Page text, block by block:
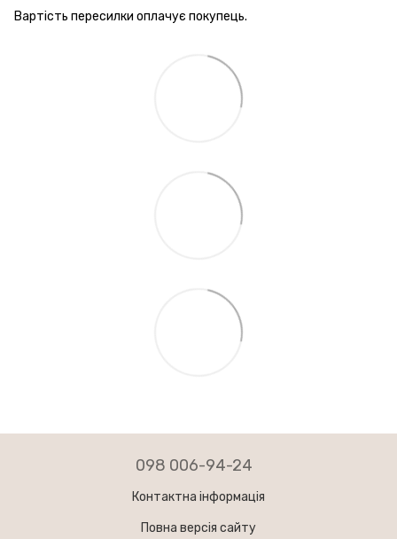
Вартість пересилки оплачує покупець.
098 006-94-24
Контактна інформація
Повна версія сайту